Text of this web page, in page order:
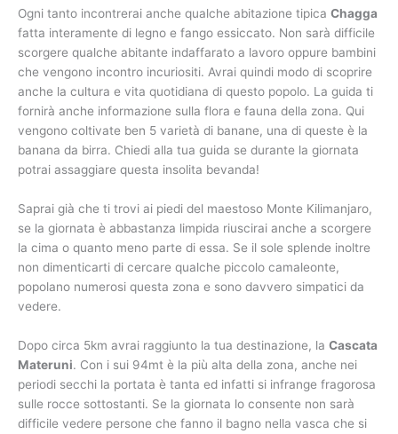
Ogni tanto incontrerai anche qualche abitazione tipica Chagga
fatta interamente di legno e fango essiccato. Non sarà difficile
scorgere qualche abitante indaffarato a lavoro oppure bambini
che vengono incontro incuriositi. Avrai quindi modo di scoprire
anche la cultura e vita quotidiana di questo popolo. La guida ti
fornirà anche informazione sulla flora e fauna della zona. Qui
vengono coltivate ben 5 varietà di banane, una di queste è la
banana da birra. Chiedi alla tua guida se durante la giornata
potrai assaggiare questa insolita bevanda!
Saprai già che ti trovi ai piedi del maestoso Monte Kilimanjaro,
se la giornata è abbastanza limpida riuscirai anche a scorgere
la cima o quanto meno parte di essa. Se il sole splende inoltre
non dimenticarti di cercare qualche piccolo camaleonte,
popolano numerosi questa zona e sono davvero simpatici da
vedere.
Dopo circa 5km avrai raggiunto la tua destinazione, la Cascata
Materuni. Con i sui 94mt è la più alta della zona, anche nei
periodi secchi la portata è tanta ed infatti si infrange fragorosa
sulle rocce sottostanti. Se la giornata lo consente non sarà
difficile vedere persone che fanno il bagno nella vasca che si